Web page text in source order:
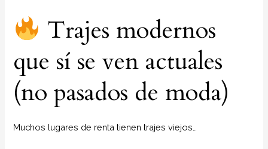
Trajes modernos
que sí se ven actuales
(no pasados de moda)
Muchos lugares de renta tienen trajes viejos…